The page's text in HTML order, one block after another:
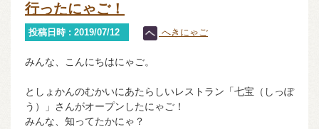
行ったにゃご！
投稿日時 : 2019/07/12 へきにゃご
みんな、こんにちはにゃご。
としょかんのむかいにあたらしいレストラン「七宝（しっぽ
う）」さんがオープンしたにゃご！
みんな、知ってたかにゃ？